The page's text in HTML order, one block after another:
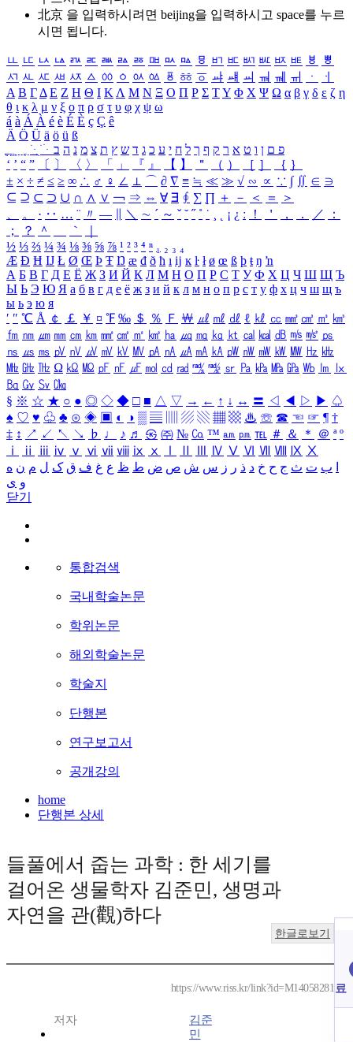
北京 을 입력하시려면 beijing을 입력하시고 space를 누르
시면 됩니다.
ㅥ ㅦ ㅧ ㅨ ㅩ ㅪ ㅫ ㅬ ㅭ ㅮ ㅯ ㅰ ㅱ ㅲ ㅳ ㅴ ㅵ ㅶ ㅷ ㅸ
ㅹ
ㅺ ㅻ ㅼ ㅽ ㅾ ㅿ ㆀ ㆁ ㆂ ㆃ ㆄ ㆅ ㆆ ㆇ ㆈ ㆉ ㆊ ㆋ ㆌ ㆍ
ㆎ
Α Β ΓΔ Ε Ζ Η Θ Ι ΚΛ Μ Ν Ξ Ο Π Ρ Σ ΤΥ Φ Χ Ψ Ω α β γ δ ε ζ η
θ ι κ λ μ ν ξ ο π ρ σ τ υ φ χ ψ ω
á à Á À é è É È ç Ç ê
Ä Ö Ü ä ö ü ß
ִֶֹ ֻּ ׁׂ פ ם ן ו ט א ר ק ף ך ל ח י ע כ ג ד ש ץ ת צ מ נ ה ב
‘ ’ “ ” 〔 〕 〈 〉 「 」 『 』 【 】 ＂ （ ） ［ ］ ｛ ｝
± × ÷ ≠ ≤ ≥ ∞ ∴ ♂ ♀ ∠ ⊥ ⌒ ∂ ∇ ≡ ≒ ≪ ≫ √ ∽ ∝ ∵ ∫ ∬ ∈ ∋
⊆ ⊇ ⊂ ⊃ ∪ ∩ ∧ ∨ ￢ ⇒ ⇔ ∀ ∃ ∮ ∑ ∏ ＋ － ＜ ＝
＞
、
。 · ‥ … ¨ 〃 ― ＼ ∼ ´ ～ ˇ ˘ ˝ ˚ ˙ ¸ ¡ ¿ ː ！ ＇ ， ． ／
：
；
？ ＾ ｀
½ ⅓ ⅔ ¼ ¾ ⅛ ⅜ ⅝ ⅞ ¹ ² ³ ⁴ ⁿ ₁ ₂ ₃ ₄
Æ Ð Ħ Ĳ Ł Ø Œ Þ Ŧ Ŋ æ đ ð ħ ı ĳ ĸ ŀ ł ø œ ß þ ŧ ŋ ŉ
А Б В Г Д Е Ё Ж З И Й К Л М Н О П Р С Т У Ф Х Ц Ч Ш Щ Ъ
Ы Ь Э Ю Я а б в г д е ё ж з и й к л м н о п р с т у ф х ц ч ш щ ъ
ы ь э ю я
′ ″ ℃ Å ￠ ￡ ￥ ¤ ℉ ‰ ＄ ％ Ｆ ￦ ㎕ ㎖ ㎗ ℓ ㎘ ㏄ ㎣ ㎤ ㎥ ㎦
㎙ ㎚ ㎛ ㎜ ㎝ ㎞ ㎟ ㎠ ㎡ ㎢ ㏊ ㎍ ㎎ ㎏ ㏏ ㎈ ㎉ ㏈ ㎧ ㎨ ㎰
㎱ ㎲ ㎳ ㎴ ㎵ ㎶ ㎷ ㎸ ㎹ ㎀ ㎁ ㎂ ㎃ ㎄ ㎺ ㎻ ㎽ ㎾ ㎿ ㎐ ㎑
㎒ ㎓ ㎔ Ω ㏀ ㏁ ㎊ ㎋ ㎌ ㏖ ㏅ ㎭ ㎮ ㎯ ㏛ ㎩ ㎪ ㎫ ㎬ ㏝ ㏐
㏓
㏃ ㏉ ㏜ ㏆
§ ※ ☆ ★ ○ ● ◎ ◇ ◆ □ ■ △ ▽ → ← ↑ ↓ ↔ 〓 ◁ ◀ ▷ ▶ ♤
♠ ♡ ♥ ♧ ♣ ⊙ ◈ ▣ ◐ ◑ ▒ ▤ ▨ ▧ ▦ ▩ ♨ ☏ ☎ ☜ ☞ ¶ †
‡ ↕ ↗ ↙ ↖ ↘ ♭ ♩ ♪ ♬ ㉿ ㈜ № ㏇ ™ ㏂ ㏘ ℡ ＃ ＆ ＊ ＠ ª º
ⅰ
ⅱ ⅲ ⅳ ⅴ ⅵ ⅶ ⅷ ⅸ ⅹ Ⅳ Ⅴ Ⅵ Ⅶ Ⅷ Ⅸ Ⅹ
ب ت ث ج ح خ د ذ ر ز س ش ص ض ط ظ ع غ ف ق ک ل م ن ه
و ی
닫기
통합검색
국내학술논문
학위논문
해외학술논문
학술지
단행본
연구보고서
공개강의
home
단행본 상세
들풀에서 줍는 과학 : 한 세기를
걸어온 생물학자 김준민, 생명과
자연을 관(觀)하다
한글로보기
https://www.riss.kr/link?id=M14058281
저자
김준
민
료